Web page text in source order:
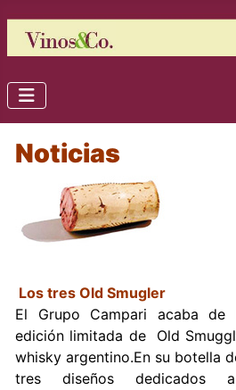
Noticias
Los tres Old Smugler
El Grupo Campari acaba de
edición limitada de Old
whisky argentino.En su botella
tres diseños dedicados